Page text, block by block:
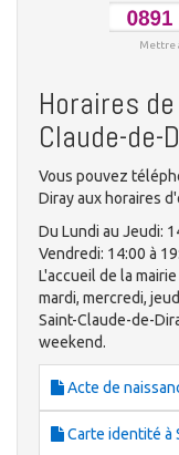
Mettre
Horaires
Claude-de-
Vous pouvez
Diray aux horaires
Du Lundi au Jeudi:
Vendredi: 14:00 à
L'accueil de la
mardi, mercredi,
Saint-Claude-de-
weekend.
Acte de
Carte identité à